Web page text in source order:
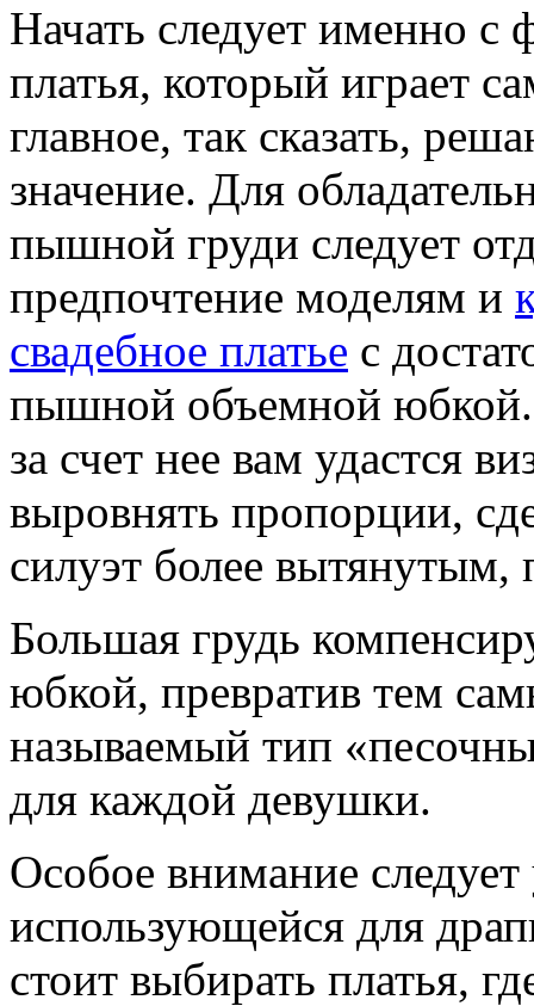
Начать следует именно с
платья, который играет
главное, так сказать,
значение. Для
пышной груди следует
предпочтение моделям и
свадебное платье с
пышной объемной
за счет нее вам удастся
выровнять пропорции,
силуэт более
Большая грудь
юбкой, превратив тем
называемый тип
для каждой девушки.
Особое внимание следует
использующейся для
стоит выбирать платья,